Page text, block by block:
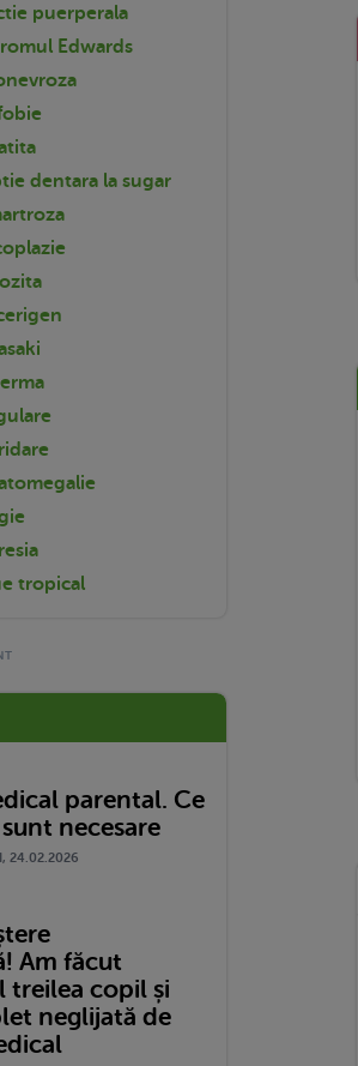
puerperala
Edwards
dentara la sugar
tropical
parental. Ce
necesare
24.02.2026
Am făcut
treilea copil și
neglijată de